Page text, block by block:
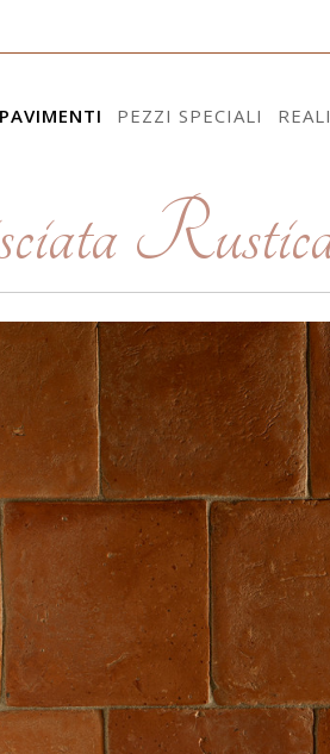
PAVIMENTI PEZZI SPECIALI